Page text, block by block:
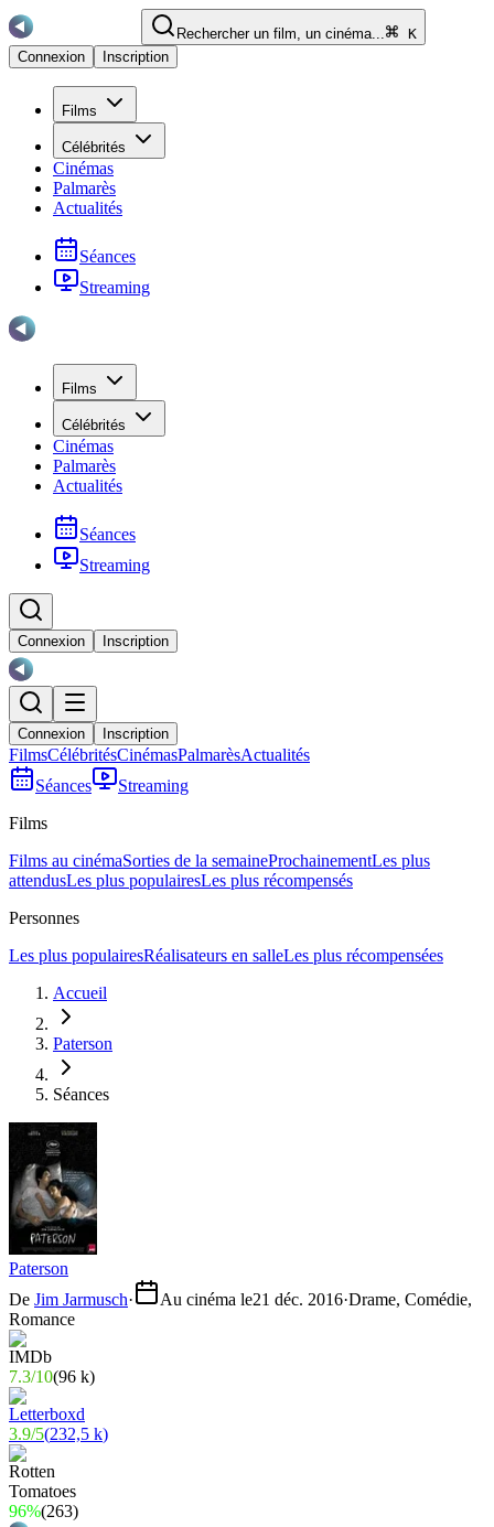
Rechercher un film, un cinéma...
K
Connexion
Inscription
Films
Célébrités
Cinémas
Palmarès
Actualités
Séances
Streaming
Films
Célébrités
Cinémas
Palmarès
Actualités
Séances
Streaming
Connexion Inscription
Connexion Inscription
FilmsCélébritésCinémasPalmarèsActualités
Séances
Streaming
Films
Films au cinémaSorties de la semaineProchainementLes plus
attendusLes plus populairesLes plus récompensés
Personnes
Les plus populairesRéalisateurs en salleLes plus récompensées
Accueil
Paterson
Séances
Paterson
De Jim Jarmusch· Au cinéma le21 déc. 2016·Drame, Comédie,
Romance
7.3/10(96 k)
3.9/5(232,5 k)
96%(263)